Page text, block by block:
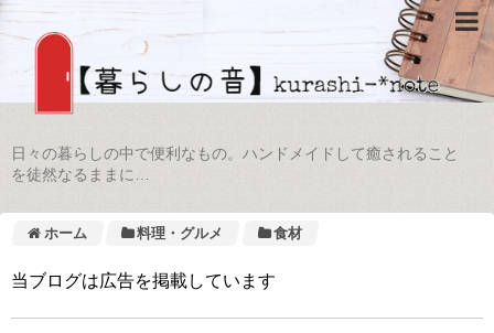
日々の暮らしの中で便利なもの。ハンドメイドして癒されること
を徒然なるままに…
ホーム 料理・グルメ 食材
当ブログは広告を掲載しています